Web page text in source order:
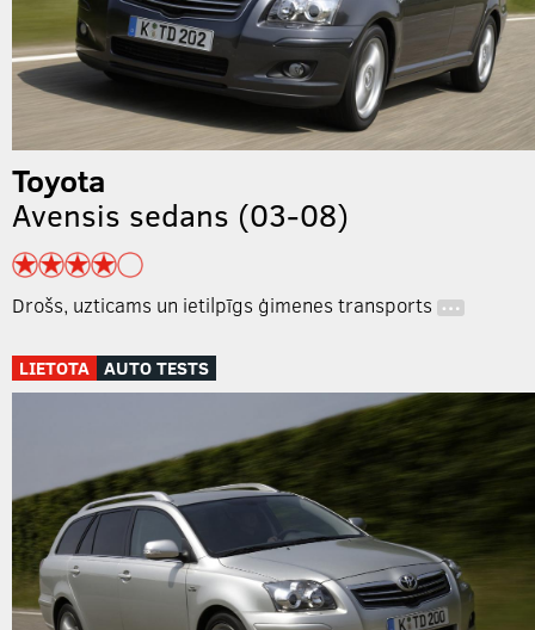
Toyota
Avensis sedans (03-08)
Drošs, uzticams un ietilpīgs ģimenes transports …
LIETOTA AUTO TESTS